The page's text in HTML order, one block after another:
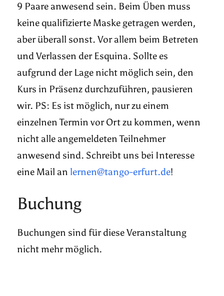
9 Paare anwesend sein. Beim Üben muss
keine qualifizierte Maske getragen werden,
aber überall sonst. Vor allem beim Betreten
und Verlassen der Esquina. Sollte es
aufgrund der Lage nicht möglich sein, den
Kurs in Präsenz durchzuführen, pausieren
wir. PS: Es ist möglich, nur zu einem
einzelnen Termin vor Ort zu kommen, wenn
nicht alle angemeldeten Teilnehmer
anwesend sind. Schreibt uns bei Interesse
eine Mail an lernen@tango-erfurt.de!
Buchung
Buchungen sind für diese Veranstaltung
nicht mehr möglich.